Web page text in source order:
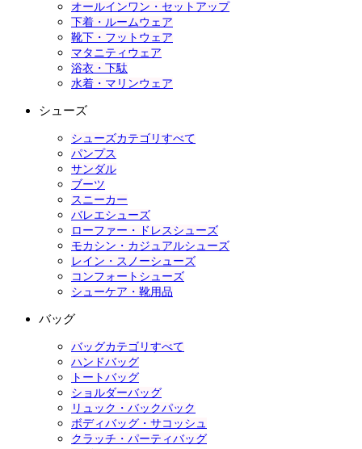
オールインワン・セットアップ
下着・ルームウェア
靴下・フットウェア
マタニティウェア
浴衣・下駄
水着・マリンウェア
シューズ
シューズカテゴリすべて
パンプス
サンダル
ブーツ
スニーカー
バレエシューズ
ローファー・ドレスシューズ
モカシン・カジュアルシューズ
レイン・スノーシューズ
コンフォートシューズ
シューケア・靴用品
バッグ
バッグカテゴリすべて
ハンドバッグ
トートバッグ
ショルダーバッグ
リュック・バックパック
ボディバッグ・サコッシュ
クラッチ・パーティバッグ